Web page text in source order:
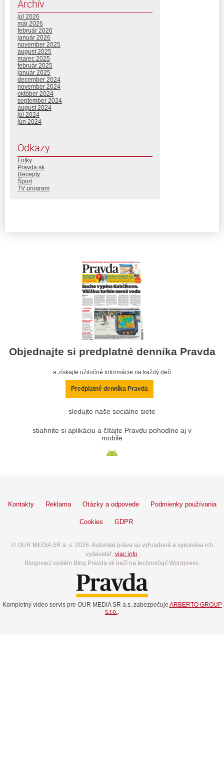
Archív
júl 2026
máj 2026
február 2026
január 2026
november 2025
august 2025
marec 2025
február 2025
január 2025
december 2024
november 2024
október 2024
september 2024
august 2024
júl 2024
jún 2024
Odkazy
Fotky
Pravda.sk
Recepty
Šport
TV program
Objednajte si predplatné denníka Pravda
a získajte užitočné informácie na každý deň
Predplatné denníka Pravda
sledujte naše sociálne siete
stiahnite si aplikáciu a čítajte Pravdu pohodlne aj v
mobile
Kontakty Reklama Otázky a odpovede Podmienky používania
Cookies GDPR
© OUR MEDIA SR a. s. 2026. Autorské práva sú vyhradené a vykonáva ich
vydavateľ, viac info.
Blogovací systém Blog.Pravda.sk beží na technológií Wordpress.
Kompletný video servis pre OUR MEDIA SR a.s. zabezpečuje ARBERTO GROUP
s.r.o..